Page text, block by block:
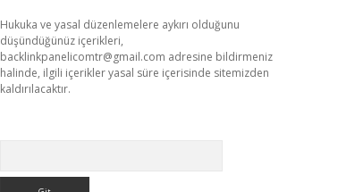
Hukuka ve yasal düzenlemelere aykırı olduğunu
düşündüğünüz içerikleri,
backlinkpanelicomtr@gmail.com adresine bildirmeniz
halinde, ilgili içerikler yasal süre içerisinde sitemizden
kaldırılacaktır.